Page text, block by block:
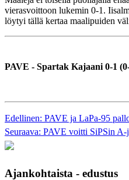
vierasvoittoon lukemin 0-1.
löytyi tällä kertaa maalipuiden
PAVE - Spartak Kajaani 0-1
Edellinen: PAVE ja LaPa-95
Seuraava: PAVE voitti SiPSin
Ajankohtaista - edustus